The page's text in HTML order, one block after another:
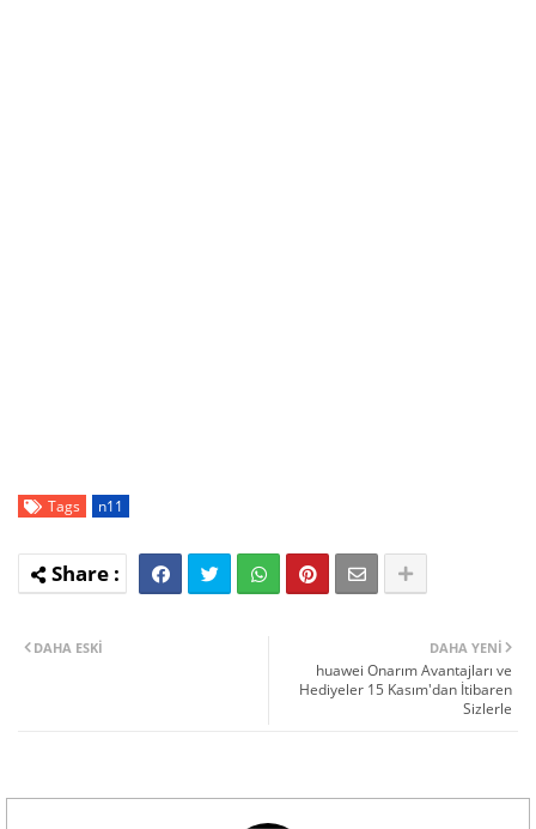
Tags n11
DAHA YENI
huawei Onarım Avantajları ve
Hediyeler 15 Kasım'dan İtibaren
Sizlerle
DAHA ESKI